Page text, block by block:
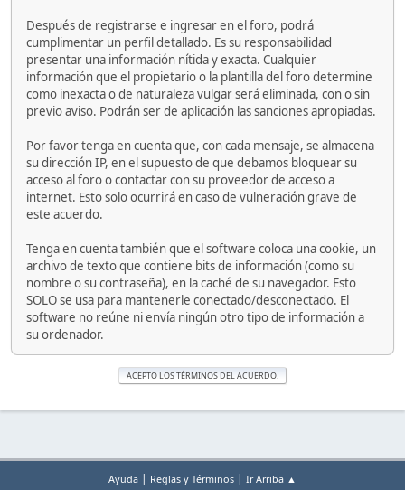
Después de registrarse e ingresar en el foro, podrá
cumplimentar un perfil detallado. Es su responsabilidad
presentar una información nítida y exacta. Cualquier
información que el propietario o la plantilla del foro determine
como inexacta o de naturaleza vulgar será eliminada, con o sin
previo aviso. Podrán ser de aplicación las sanciones apropiadas.
Por favor tenga en cuenta que, con cada mensaje, se almacena
su dirección IP, en el supuesto de que debamos bloquear su
acceso al foro o contactar con su proveedor de acceso a
internet. Esto solo ocurrirá en caso de vulneración grave de
este acuerdo.
Tenga en cuenta también que el software coloca una cookie, un
archivo de texto que contiene bits de información (como su
nombre o su contraseña), en la caché de su navegador. Esto
SOLO se usa para mantenerle conectado/desconectado. El
software no reúne ni envía ningún otro tipo de información a
su ordenador.
Ayuda | Reglas y Términos | Ir Arriba ▲